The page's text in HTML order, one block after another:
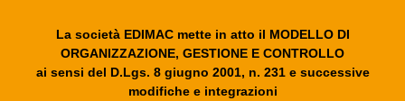
La società EDIMAC mette in atto il MODELLO DI
ORGANIZZAZIONE, GESTIONE E CONTROLLO
ai sensi del D.Lgs. 8 giugno 2001, n. 231 e successive
modifiche e integrazioni